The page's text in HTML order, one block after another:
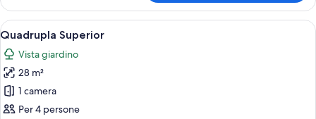
singoli,
non
fumatori,
bagno
in
camera
Comfort
con
letto
matrimoniale
o
2
letti
singoli,
non
Apri
tutte
le
foto
per
Quadrupla
Una camera da letto con parete in
4
Quadrupla Superior
Vista giardino
28 m²
1 camera
Per 4 persone